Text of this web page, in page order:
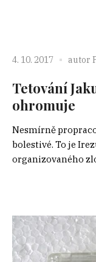
4. 10. 2017 autor
Tetování
ohromuje
Nesmírně
bolestivé. To je
organizovaného